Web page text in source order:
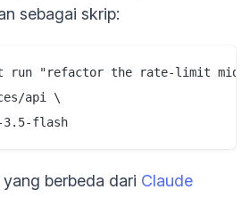
sebagai skrip:
run "refactor the rate-limit
api \
berbeda dari Claude